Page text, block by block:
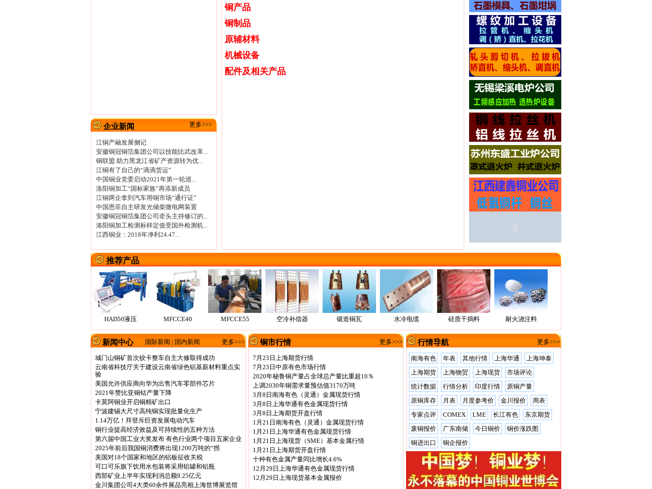
企业新闻 更多>>>
江铜产融发展侧记
安徽铜冠铜箔集团公司以技能比武改革...
铜联盟 助力黑龙江省矿产资源转为优...
江铜有了自己的“滴滴货运”
中国铜业党委启动2021年第一轮巡...
洛阳铜加工“国标家族”再添新成员
江铜两企拿到汽车用铜市场“通行证”
中国恩菲自主研发光储柴微电网装置
安徽铜冠铜箔集团公司牵头主持修订的...
洛阳铜加工检测标样定值受国外检测机...
江西铜业：2018年净利24.47...
铜产品
铜制品
原辅材料
机械设备
配件及相关产品
推荐产品
HAD50液压 MFCCE40 MFCCE55 空冷补偿器 锻造铜瓦 水冷电缆 硅质干捣料 耐火浇注料
新闻中心 国际新闻 | 国内新闻 更多>>>
城门山铜矿首次铰卡整车自主大修取得成功
云南省科技厅关于建设云南省绿色铝基新材料重点实
验
美国允许供应商向华为出售汽车零部件芯片
2021年赞比亚铜钴产量下降
卡莫阿铜业开启铜精矿出口
宁波建锡大尺寸高纯铜实现批量化生产
1.14万亿！拜登斥巨资发展电动汽车
铜行业提高经济效益及可持续性的五种方法
第六届中国工业大奖发布 有色行业两个项目五家企业
2025年前后我国铜消费将出现1200万吨的“拐
美国对18个国家和地区的铝板征收关税
可口可乐旗下饮用水包装将采用铝罐和铝瓶
西部矿业上半年实现利润总额9.25亿元
金川集团公司4大类60余件展品亮相上海世博展览馆
铜市行情 更多>>>
7月23日上海期货行情
7月23日中原有色市场行情
2020年秘鲁铜产量占全球总产量比重超10％
上调2030年铜需求量预估值3170万吨
3月8日南海有色（灵通）金属现货行情
3月8日上海华通有色金属现货行情
3月8日上海期货开盘行情
1月21日南海有色（灵通）金属现货行情
1月21日上海华通有色金属现货行情
1月21日上海现货（SME）基本金属行情
1月21日上海期货开盘行情
十种有色金属产量同比增长4.6%
12月29日上海华通有色金属现货行情
12月29日上海现货基本金属报价
行情导航 更多>>>
南海有色 年表 其他行情 上海华通
上海坤泰
上海期货
上海物贸 上海现货
市场评论
统计数据
行情分析 印度行情
原铜产量
原铜库存
月表 月度参考价 金川报价
周表
专家点评
COMEX LME 长江有色
东京期货
废铜报价
广东南储 今日铜价
铜价涨跌图
铜进出口
铜企报价